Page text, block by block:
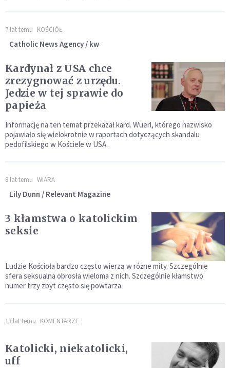
7 lat temu KOŚCIÓŁ
Catholic News Agency / kw
Kardynał z USA chce
zrezygnować z urzędu.
Jedzie w tej sprawie do
papieża
Informację na ten temat przekazał kard. Wuerl, którego nazwisko
pojawiało się wielokrotnie w raportach dotyczących skandalu
pedofilskiego w Kościele w USA.
8 lat temu WIARA
Lily Dunn / Relevant Magazine
3 kłamstwa o katolickim
seksie
Ludzie Kościoła bardzo często wierzą w różne mity. Szczególnie
sfera seksualna obrosła wieloma z nich. Szczególnie kłamstwo
numer trzy zbyt często się powtarza.
13 lat temu KOMENTARZE
Katolicki, niekatolicki,
uff